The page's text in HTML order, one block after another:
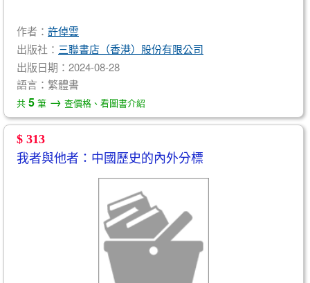
作者： 許倬雲
出版社： 三聯書店（香港）股份有限公司
出版日期：2024-08-28
語言：繁體書
共 5 筆 → 查價格、看圖書介紹
$ 313
我者與他者：中國歷史的內外分標